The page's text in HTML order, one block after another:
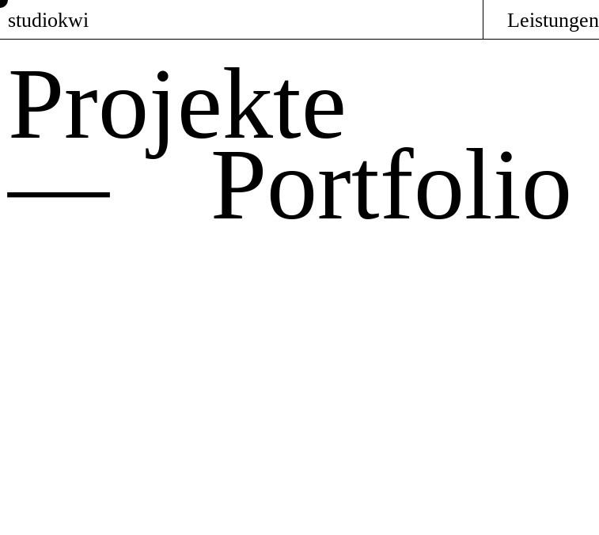
studiokwi Leistungen
Projekte
— Portfolio